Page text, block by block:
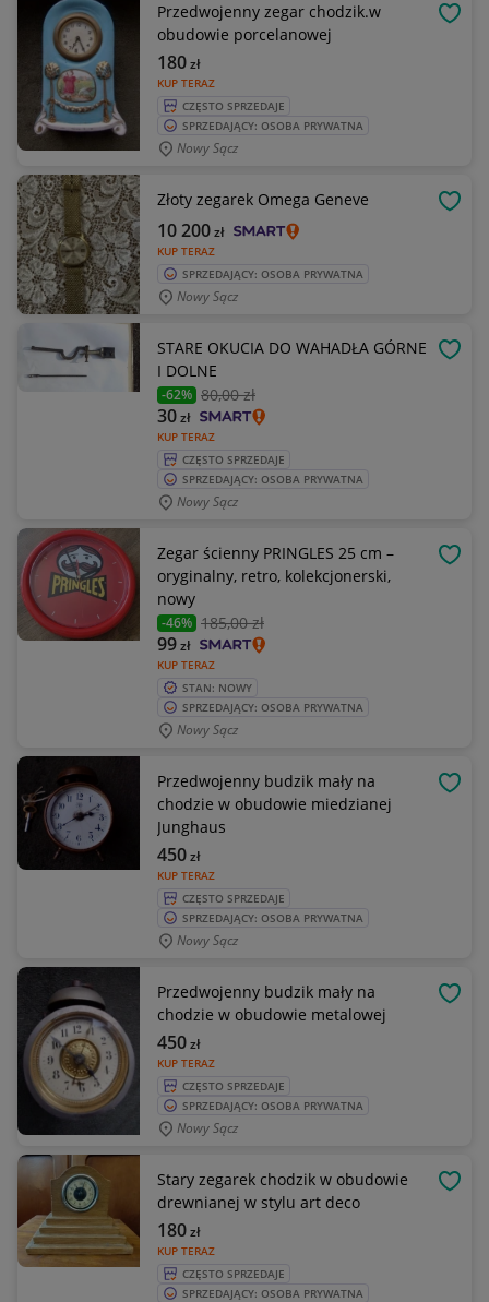
Przedwojenny zegar chodzik.w
obudowie porcelanowej
KUP TERAZ
180zł
CZĘSTO SPRZEDAJE
SPRZEDAJĄCY: OSOBA PRYWATNA
Nowy Sącz
Złoty zegarek Omega Geneve
KUP TERAZ
10 200zł
SPRZEDAJĄCY: OSOBA PRYWATNA
Nowy Sącz
STARE OKUCIA DO WAHADŁA GÓRNE
I DOLNE
-62% 80,00 zł
KUP TERAZ
30zł
CZĘSTO SPRZEDAJE
SPRZEDAJĄCY: OSOBA PRYWATNA
Nowy Sącz
Zegar ścienny PRINGLES 25 cm –
oryginalny, retro, kolekcjonerski,
nowy
-46% 185,00 zł
KUP TERAZ
99zł
STAN: NOWY
SPRZEDAJĄCY: OSOBA PRYWATNA
Nowy Sącz
Przedwojenny budzik mały na
chodzie w obudowie miedzianej
Junghaus
KUP TERAZ
450zł
CZĘSTO SPRZEDAJE
SPRZEDAJĄCY: OSOBA PRYWATNA
Nowy Sącz
Przedwojenny budzik mały na
chodzie w obudowie metalowej
KUP TERAZ
450zł
CZĘSTO SPRZEDAJE
SPRZEDAJĄCY: OSOBA PRYWATNA
Nowy Sącz
Stary zegarek chodzik w obudowie
drewnianej w stylu art deco
KUP TERAZ
180zł
CZĘSTO SPRZEDAJE
SPRZEDAJĄCY: OSOBA PRYWATNA